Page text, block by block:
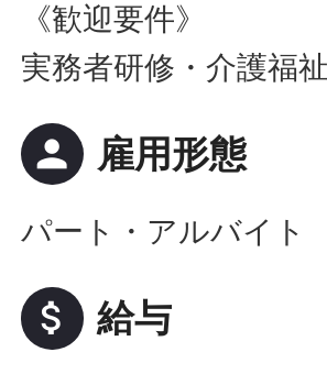
《歓迎要件》
実務者研修・介護福
person 雇用形態
パート・アルバイト
attach_money 給与